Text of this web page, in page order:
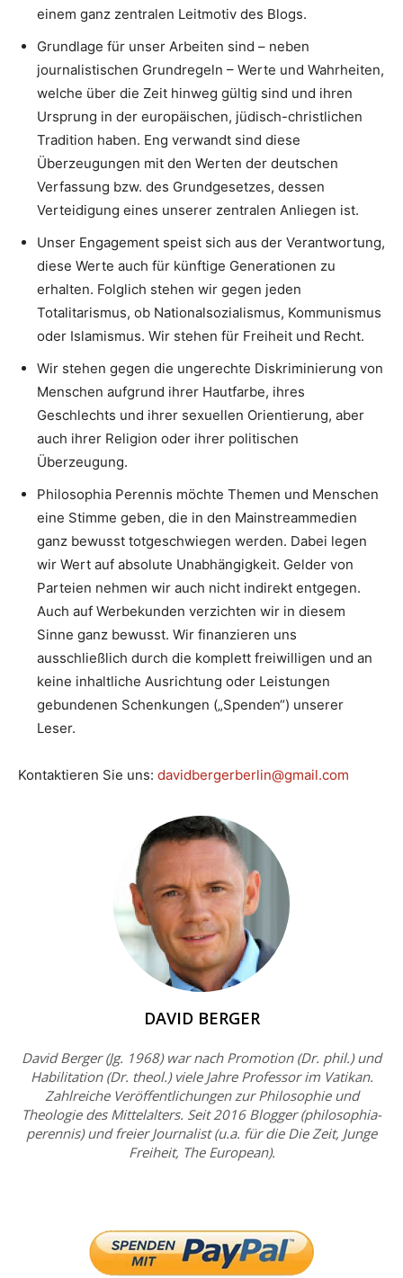
einem ganz zentralen Leitmotiv des Blogs.
Grundlage für unser Arbeiten sind – neben
journalistischen Grundregeln – Werte und Wahrheiten,
welche über die Zeit hinweg gültig sind und ihren
Ursprung in der europäischen, jüdisch-christlichen
Tradition haben. Eng verwandt sind diese
Überzeugungen mit den Werten der deutschen
Verfassung bzw. des Grundgesetzes, dessen
Verteidigung eines unserer zentralen Anliegen ist.
Unser Engagement speist sich aus der Verantwortung,
diese Werte auch für künftige Generationen zu
erhalten. Folglich stehen wir gegen jeden
Totalitarismus, ob Nationalsozialismus, Kommunismus
oder Islamismus. Wir stehen für Freiheit und Recht.
Wir stehen gegen die ungerechte Diskriminierung von
Menschen aufgrund ihrer Hautfarbe, ihres
Geschlechts und ihrer sexuellen Orientierung, aber
auch ihrer Religion oder ihrer politischen
Überzeugung.
Philosophia Perennis möchte Themen und Menschen
eine Stimme geben, die in den Mainstreammedien
ganz bewusst totgeschwiegen werden. Dabei legen
wir Wert auf absolute Unabhängigkeit. Gelder von
Parteien nehmen wir auch nicht indirekt entgegen.
Auch auf Werbekunden verzichten wir in diesem
Sinne ganz bewusst. Wir finanzieren uns
ausschließlich durch die komplett freiwilligen und an
keine inhaltliche Ausrichtung oder Leistungen
gebundenen Schenkungen („Spenden“) unserer
Leser.
Kontaktieren Sie uns: davidbergerberlin@gmail.com
DAVID BERGER
David Berger (Jg. 1968) war nach Promotion (Dr. phil.) und
Habilitation (Dr. theol.) viele Jahre Professor im Vatikan.
Zahlreiche Veröffentlichungen zur Philosophie und
Theologie des Mittelalters. Seit 2016 Blogger (philosophia-
perennis) und freier Journalist (u.a. für die Die Zeit, Junge
Freiheit, The European).